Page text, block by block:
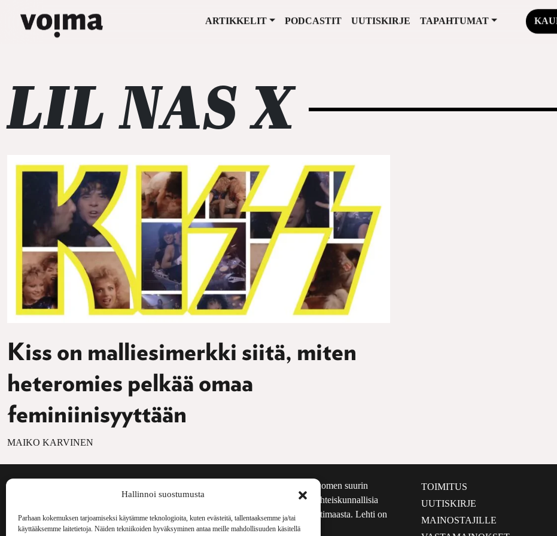
Hallinnoi suostumusta
Parhaan kokemuksen tarjoamiseksi käytämme teknologioita, kuten evästeitä, tallentaaksemme ja/tai
käyttääksemme laitetietoja. Näiden tekniikoiden hyväksyminen antaa meille mahdollisuuden käsitellä
Päävalikko
ARTIKKELIT PODCASTIT UUTISKIRJE TAPAHTUMAT
LIL NAS X
Kiss on malliesimerkki siitä, miten
heteromies pelkää omaa
feminiinisyyttään
MAIKO KARVINEN
Voima Kustannus
Voima on painosmäärältään Suomen suurin
kulttuurilehti. Se nostaa esiin yhteiskunnallisia
aiheita niin maailmalta kuin kotimaasta. Lehti on
ilmestynyt vuodesta 1999.
TOIMITUS
UUTISKIRJE
MAINOSTAJILLE